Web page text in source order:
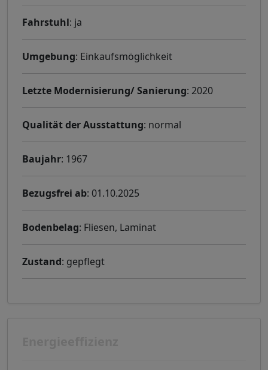
Fahrstuhl: ja
Umgebung: Einkaufsmöglichkeit
Letzte Modernisierung/ Sanierung: 2020
Qualität der Ausstattung: normal
Baujahr: 1967
Bezugsfrei ab: 01.10.2025
Bodenbelag: Fliesen, Laminat
Zustand: gepflegt